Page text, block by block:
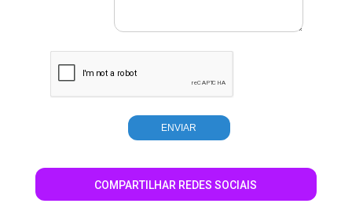
COMPARTILHAR REDES SOCIAIS